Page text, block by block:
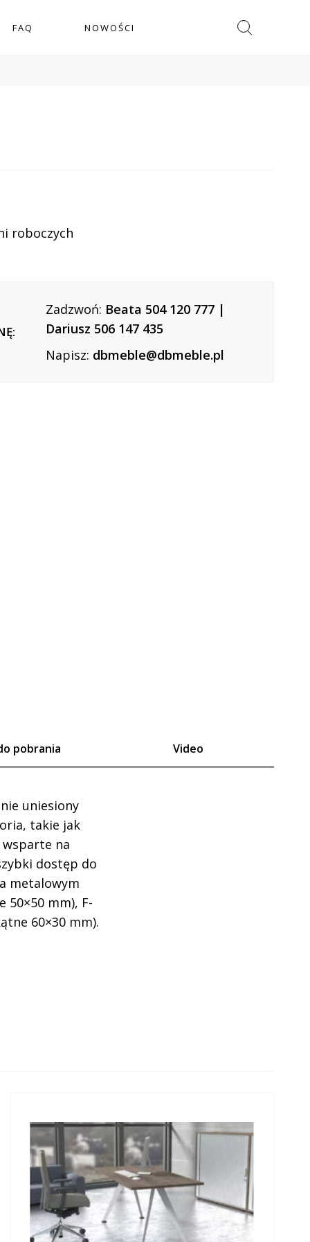
FAQ NOWOŚCI Szukaj
roboczych
Zadzwoń: Beata 504 120 777 |
Dariusz 506 147 435
Napisz: dbmeble@dbmeble.pl
pobrania Video
uniesiony
takie jak
na
dostęp do
metalowym
50×50 mm), F-
60×30 mm).